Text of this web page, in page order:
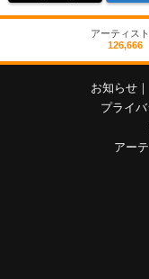
アーティス
126,666
お知らせ
プライ
アー